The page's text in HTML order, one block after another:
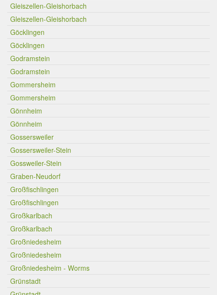
Gleiszellen-Gleishorbach
Gleiszellen-Gleishorbach
Göcklingen
Göcklingen
Godramstein
Godramstein
Gommersheim
Gommersheim
Gönnheim
Gönnheim
Gossersweiler
Gossersweiler-Stein
Gossweiler-Stein
Graben-Neudorf
Großfischlingen
Großfischlingen
Großkarlbach
Großkarlbach
Großniedesheim
Großniedesheim
Großniedesheim - Worms
Grünstadt